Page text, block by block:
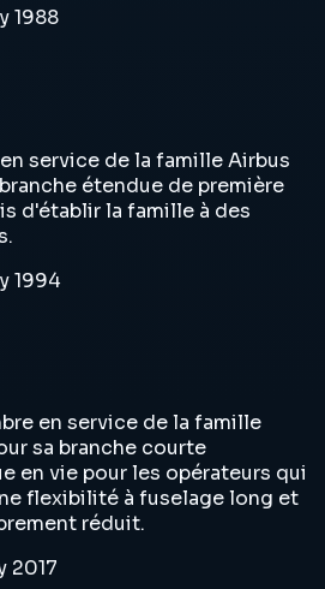
1988
service de la famille Airbus
étendue de première
d'établir la famille à des
1994
en service de la famille
sa branche courte
en vie pour les opérateurs qui
flexibilité à fuselage long et
réduit.
2017